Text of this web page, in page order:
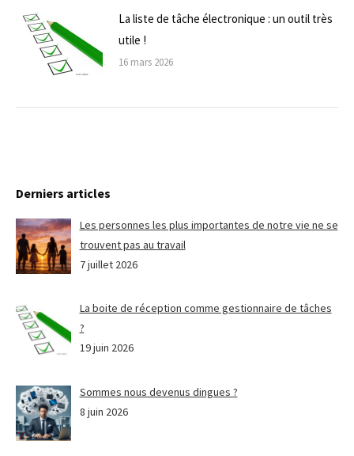
La liste de tâche électronique : un outil très
utile !
16 mars 2026
Derniers articles
Les personnes les plus importantes de notre vie ne se
trouvent pas au travail
7 juillet 2026
La boite de réception comme gestionnaire de tâches
?
19 juin 2026
Sommes nous devenus dingues ?
8 juin 2026